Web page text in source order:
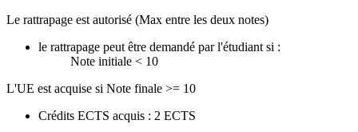
Le rattrapage est autorisé (Max entre les deux notes)
le rattrapage peut être demandé par l'étudiant si :
Note initiale < 10
L'UE est acquise si Note finale >= 10
Crédits ECTS acquis : 2 ECTS